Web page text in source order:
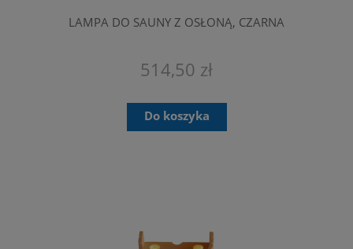
LAMPA DO SAUNY Z OSŁONĄ, CZARNA
514,50 zł
Do koszyka